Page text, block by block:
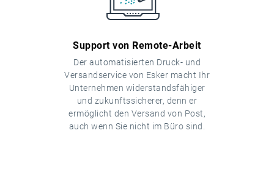
Support von Remote-Arbeit
Der automatisierten Druck- und
Versandservice von Esker macht Ihr
Unternehmen widerstandsfähiger
und zukunftssicherer, denn er
ermöglicht den Versand von Post,
auch wenn Sie nicht im Büro sind.